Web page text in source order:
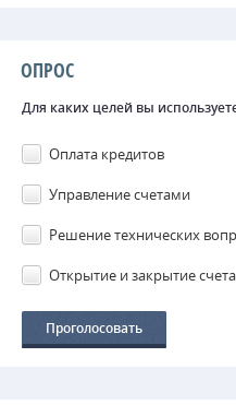
ОПРОС
Для каких целей вы
Оплата кредитов
Управление счетами
Решение технических
Открытие и закрытие счета